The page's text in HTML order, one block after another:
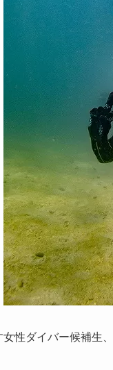
性ダイバー候補生